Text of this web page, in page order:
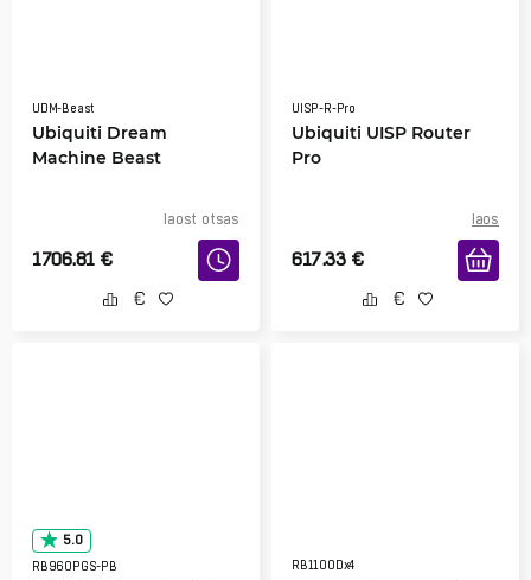
UDM-Beast
Ubiquiti Dream
Machine Beast
laost otsas
1706.81 €
UISP-R-Pro
Ubiquiti UISP Router
Pro
laos
617.33 €
5.0
RB960PGS-PB RB1100Dx4